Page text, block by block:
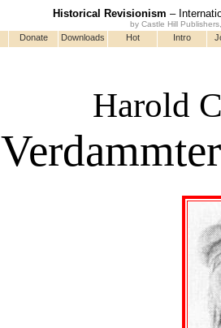
Historical Revisionism –
by Castle Hill
Harold
Donate Downloads Hot Intro